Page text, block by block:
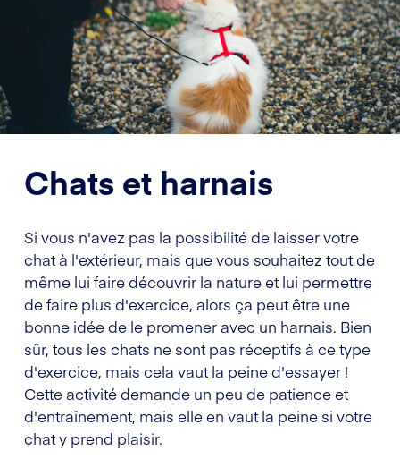
Chats et harnais
Si vous n'avez pas la possibilité de laisser votre
chat à l'extérieur, mais que vous souhaitez tout de
même lui faire découvrir la nature et lui permettre
de faire plus d'exercice, alors ça peut être une
bonne idée de le promener avec un harnais. Bien
sûr, tous les chats ne sont pas réceptifs à ce type
d'exercice, mais cela vaut la peine d'essayer !
Cette activité demande un peu de patience et
d'entraînement, mais elle en vaut la peine si votre
chat y prend plaisir.